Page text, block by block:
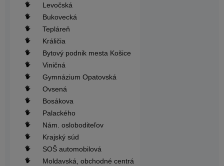
Levočská
Bukovecká
Tepláreň
Králičia
Bytový podnik mesta Košice
Viničná
Gymnázium Opatovská
Ovsená
Bosákova
Palackého
Nám. osloboditeľov
Krajský súd
SOŠ automobilová
Moldavská, obchodné centrá